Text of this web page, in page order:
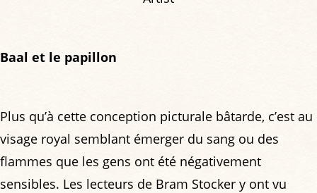
Baal et le papillon
Plus qu’à cette conception picturale bâtarde, c’est au
visage royal semblant émerger du sang ou des
flammes que les gens ont été négativement
sensibles. Les lecteurs de Bram Stocker y ont vu